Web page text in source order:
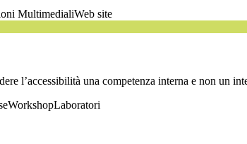
MultimedialiWeb site
l’accessibilità una competenza interna e non un
WorkshopLaboratori